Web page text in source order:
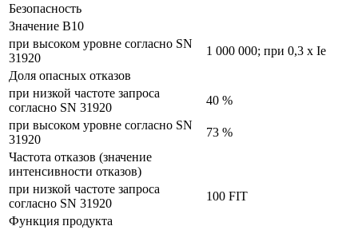
Безопасность
Значение В10
при высоком уровне согласно SN
31920
1 000 000; при 0,3 x Ie
Доля опасных отказов
при низкой частоте запроса
согласно SN 31920
40 %
при высоком уровне согласно SN
31920
73 %
Частота отказов (значение
интенсивности отказов)
при низкой частоте запроса
согласно SN 31920
100 FIT
Функция продукта